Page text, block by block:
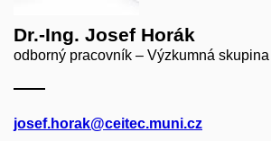
Dr.-Ing. Josef Horák
odborný pracovník – Výzkumná
josef.horak@ceitec.muni.cz